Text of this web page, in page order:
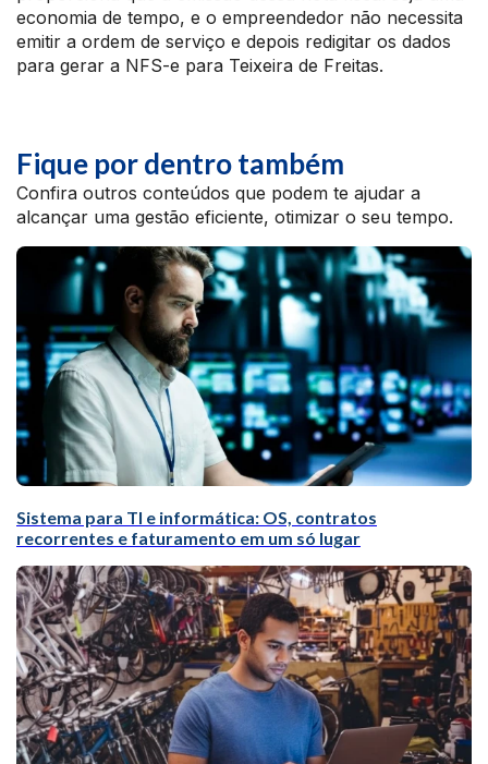
economia de tempo, e o empreendedor não necessita
emitir a ordem de serviço e depois redigitar os dados
para gerar a NFS-e para Teixeira de Freitas.
Fique por dentro também
Confira outros conteúdos que podem te ajudar a
alcançar uma gestão eficiente, otimizar o seu tempo.
Sistema para TI e informática: OS, contratos
recorrentes e faturamento em um só lugar